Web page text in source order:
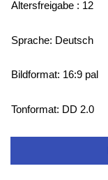
Altersfreigabe : 12
Sprache: Deutsch
Bildformat: 16:9 pal
Tonformat: DD 2.0